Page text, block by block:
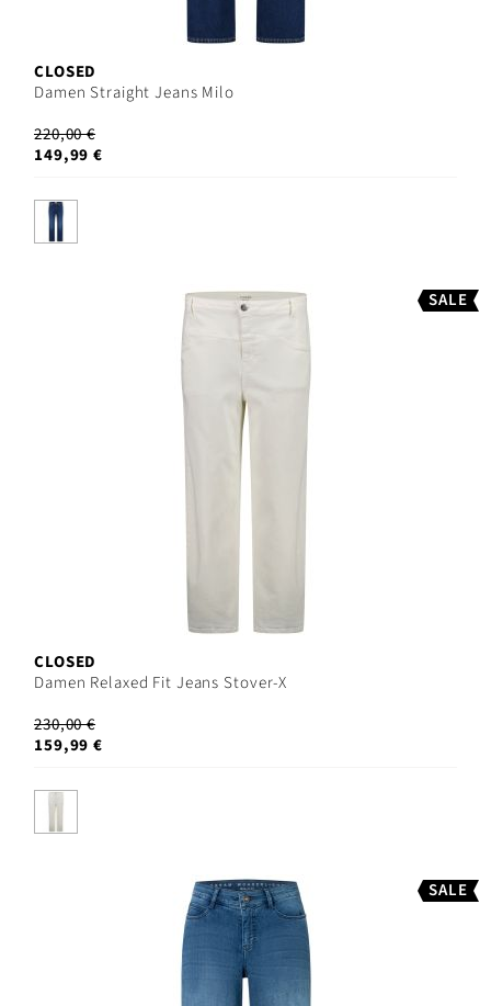
CLOSED
Damen Straight Jeans Milo
220,00 €
149,99 €
SALE
CLOSED
Damen Relaxed Fit Jeans Stover-X
230,00 €
159,99 €
SALE